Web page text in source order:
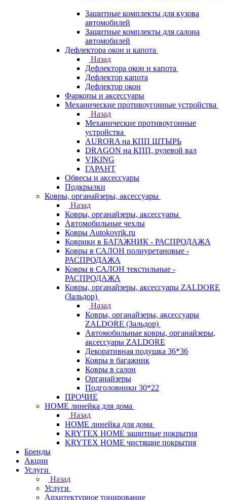
Защитные комплекты для кузова
автомобилей
Защитные комплекты для салона
автомобилей
Дефлектора окон и капота
Назад
Дефлектора окон и капота
Дефлектор капота
Дефлектор окон
Фаркопы и аксессуары
Механические противоугонные устройства
Назад
Механические противоугонные
устройства
AURORA на КПП ШТЫРЬ
DRAGON на КПП, рулевой вал
VIKING
ГАРАНТ
Обвесы и аксессуары
Подкрылки
Ковры, органайзеры, аксессуары
Назад
Ковры, органайзеры, аксессуары
Автомобильные чехлы
Ковры Autokovrik.ru
Коврики в БАГАЖНИК - РАСПРОДАЖА
Ковры в САЛОН полиуретановые -
РАСПРОДАЖА
Ковры в САЛОН текстильные -
РАСПРОДАЖА
Ковры, органайзеры, аксессуары ZALDORE
(Зальдор)
Назад
Ковры, органайзеры, аксессуары
ZALDORE (Зальдор)
Автомобильные ковры, органайзеры,
аксессуары ZALDORE
Декоративная подушка 36*36
Ковры в багажник
Ковры в салон
Органайзеры
Подголовники 30*22
ПРОЧИЕ
HOME линейка для дома
Назад
HOME линейка для дома
KRYTEX HOME защитные покрытия
KRYTEX HOME чистящие покрытия
Бренды
Акции
Услуги
Назад
Услуги
Архитектурное тонирование